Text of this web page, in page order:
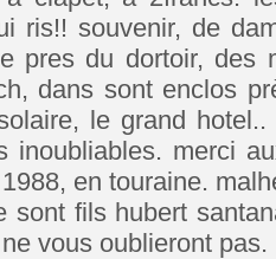
ris!! souvenir, de
pres du dortoir, des
dans sont enclos
le grand
inoubliables. merci
en touraine.
sont fils hubert
ne vous oublieront